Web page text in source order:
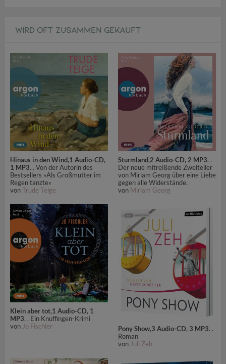
WIRD OFT ZUSAMMEN GEKAUFT
Hinaus in den Wind,1 Audio-CD,
1 MP3. . Von der Autorin des
Bestsellers »Als Großmutter im
Regen tanzte«
vonTrude Teige
Sturmland,2 Audio-CD, 2 MP3. .
Der neue mitreißende Zweiteiler
von Miriam Georg über eine Liebe
gegen alle Widerstände.
von Miriam Georg
Klein aber tot,1 Audio-CD, 1
MP3. . Ein Knuffingen-Krimi
von Jo Fischler Pony Show,3 Audio-CD, 3 MP3. .
Roman
von Juli Zeh